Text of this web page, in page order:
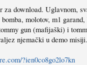
za download. Uglavnom,
molotov, m1
gun (mafijaški) i
njemački u demo misiji.
?ien0co8go2lo7kn